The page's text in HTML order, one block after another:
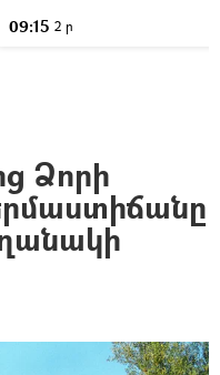
09:15 2 ր
Ձորի